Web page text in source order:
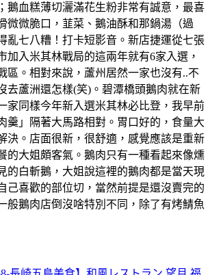
鵝血糕薄切灑滿花生粉非常有誠意，最喜
微微脆口，韮菜、鵝油酥和那鍋湯（過
亂七八糟！打卡短影音。新店捷運從七張
加入米其林戰局的這兩年就有6家入選，
區。相對來說，蘆州居然一家也沒有..不
去蘆洲還怎樣(笑)。碧潭橋頭鵝肉就在新
家同樣今年新入選米其林必比登，我早前
羹」隔著大馬路相對。胃口好的，食量大
決。店面很新，很舒適，感覺應該是重新
的大姐頗客氣。鵝肉只有一種看起來像燻
的白斬鵝，大姐說這裡的鵝肉都是當天現
己喜歡的部位切，當然前提是還沒賣完的
般鵝肉店倒沒啥特別不同，除了有烤鯖魚